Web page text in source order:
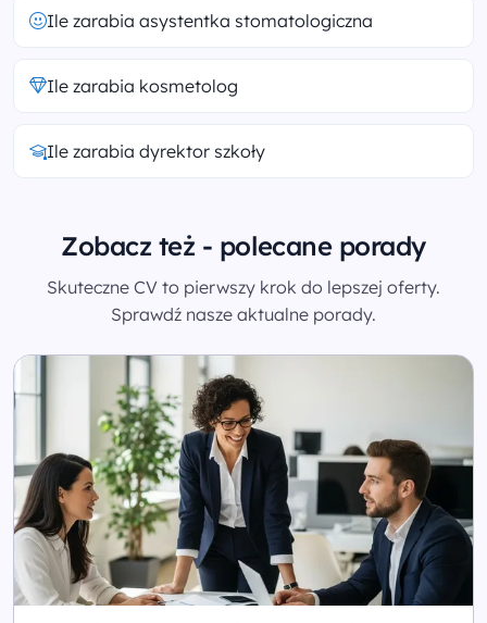
Ile zarabia asystentka stomatologiczna
Ile zarabia kosmetolog
Ile zarabia dyrektor szkoły
Zobacz też - polecane porady
Skuteczne CV to pierwszy krok do lepszej oferty.
Sprawdź nasze aktualne porady.